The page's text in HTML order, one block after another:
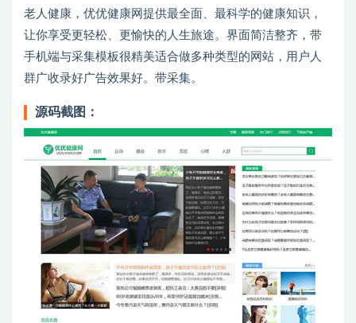
老人健康，优优健康网提供最全面、最科学的健康知识，
让你享受更轻松、更愉快的人生旅途。界面简洁整齐，带
手机端与采集模板很精美适合做多种类型的网站，用户人
群广收录好广告效果好。带采集。
源码截图：